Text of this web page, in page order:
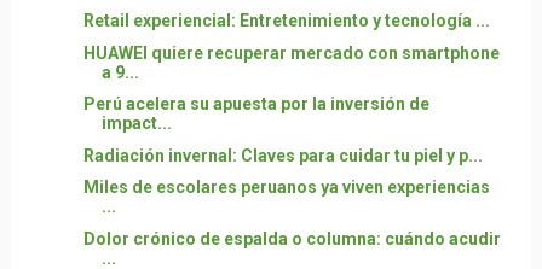
Retail experiencial: Entretenimiento y tecnología ...
HUAWEI quiere recuperar mercado con smartphone
a 9...
Perú acelera su apuesta por la inversión de
impact...
Radiación invernal: Claves para cuidar tu piel y p...
Miles de escolares peruanos ya viven experiencias
...
Dolor crónico de espalda o columna: cuándo acudir
...